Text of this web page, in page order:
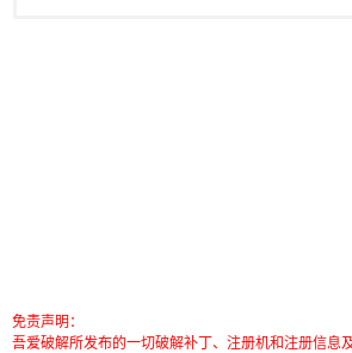
免责声明：
吾爱破解所发布的一切破解补丁、注册机和注册信息